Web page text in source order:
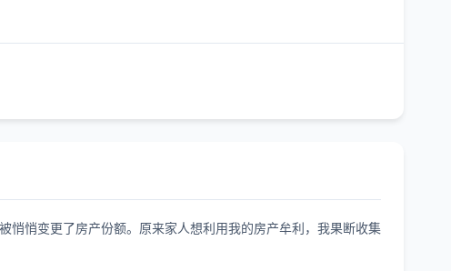
悄悄变更了房产份额。原来家人想利用我的房产牟利，我果断收集